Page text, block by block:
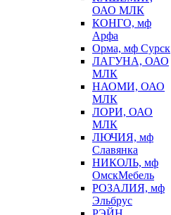
ОАО МЛК
КОНГО, мф
Арфа
Орма, мф Сурск
ЛАГУНА, ОАО
МЛК
НАОМИ, ОАО
МЛК
ЛОРИ, ОАО
МЛК
ЛЮЧИЯ, мф
Славянка
НИКОЛЬ, мф
ОмскМебель
РОЗАЛИЯ, мф
Эльбрус